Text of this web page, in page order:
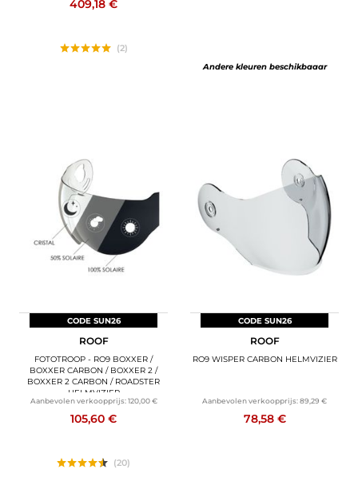
409,18 €
(2)
Andere kleuren beschikbaaar
CODE SUN26
ROOF
FOTOTROOP - RO9 BOXXER /
BOXXER CARBON / BOXXER 2 /
BOXXER 2 CARBON / ROADSTER
HELMVIZIER
Aanbevolen verkoopprijs: 120,00 €
105,60 €
(20)
CODE SUN26
ROOF
RO9 WISPER CARBON HELMVIZIER
Aanbevolen verkoopprijs:89,29 €
78,58 €